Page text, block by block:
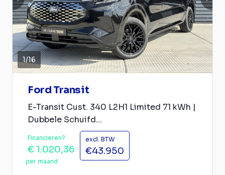
1/16
Ford Transit
E-Transit Cust. 340 L2H1 Limited 71 kWh |
Dubbele Schuifd...
Financieren?
€ 1.020,36
per maand
excl. BTW
€43.950